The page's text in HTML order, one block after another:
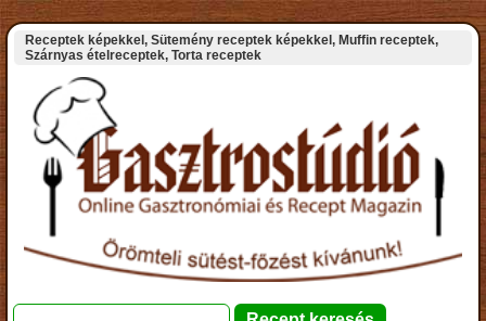
Receptek képekkel, Sütemény receptek képekkel, Muffin receptek,
Szárnyas ételreceptek, Torta receptek